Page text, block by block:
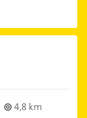
4,8 km